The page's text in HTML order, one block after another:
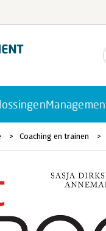
Coaching en trainen